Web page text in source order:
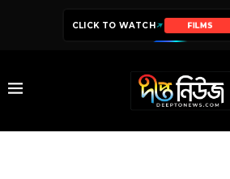
CLICK TO WATCH SERIES